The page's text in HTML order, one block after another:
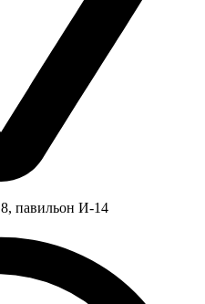
8, павильон И-14